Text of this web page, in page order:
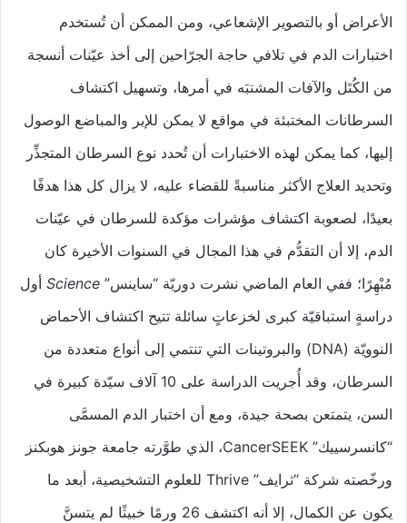
الأعراض أو بالتصوير الإشعاعي، ومن الممكن أن تُستخدم
اختبارات الدم في تلافي حاجة الجرّاحين إلى أخذ عيّنات أنسجة
من الكُتَل والآفات المشتبَه في أمرها، وتسهيل اكتشاف
السرطانات المختبئة في مواقع لا يمكن للإبر والمباضع الوصول
إليها، كما يمكن لهذه الاختبارات أن تُحدد نوع السرطان المتجذِّر
وتحديد العلاج الأكثر مناسبةً للقضاء عليه، لا يزال كل هذا هدفًا
بعيدًا، لصعوبة اكتشاف مؤشرات مؤكدة للسرطان في عيّنات
الدم، إلا أن التقدُّم في هذا المجال في السنوات الأخيرة كان
مُبْهِرًا؛ ففي العام الماضي نشرت دوريّة “ساينس” Science أول
دراسةٍ استباقيّة كبرى لخزعاتٍ سائلة تتيح اكتشاف الأحماض
النوويّة (DNA) والبروتينات التي تنتمي إلى أنواع متعددة من
السرطان، وقد أُجريت الدراسة على 10 آلاف سيّدة كبيرة في
السن، يتمتعن بصحة جيدة، ومع أن اختبار الدم المسمَّى
“كانسرسييك” CancerSEEK، الذي طوَّرته جامعة جونز هوبكنز
ورخّصته شركة “ثرايف” Thrive للعلوم التشخيصية، أبعد ما
يكون عن الكمال، إلا أنه اكتشف 26 ورمًا خبيثًا لم يتسنَّ